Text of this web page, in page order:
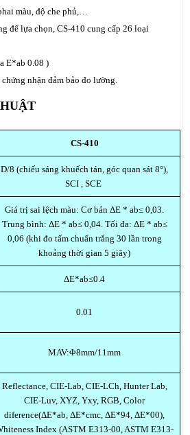
màu, độ che phủ,…
để lựa chọn, CS-410 cung cấp 26 loại
E*ab 0.08 )
nhận đảm bảo đo lường.
CS-410
D/8 (chiếu sáng khuếch tán, góc quan sát 8°),
SCI , SCE
Giá trị sai lệch màu: Cơ bản ΔE * ab≤ 0,03.
Trung bình: ΔE * ab≤ 0,04. Tối đa: ΔE * ab≤
0,06 (khi đo tấm chuẩn trắng 30 lần trong
khoảng thời gian 5 giây)
ΔE*ab≤0.4
0.01
MAV:Φ8mm/11mm
Reflectance, CIE-Lab, CIE-LCh, Hunter Lab,
CIE-Luv, XYZ, Yxy, RGB, Color
diference(ΔE*ab, ΔE*cmc, ΔE*94, ΔE*00),
Index (ASTM E313-00, ASTM E313-